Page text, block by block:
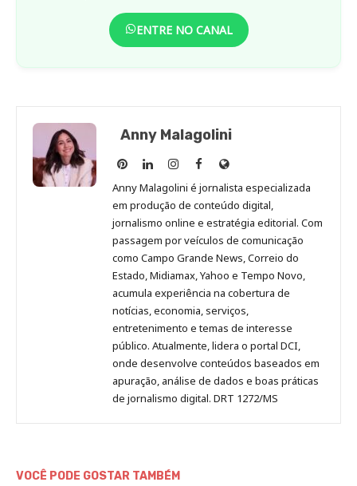
ENTRE NO CANAL
Anny Malagolini
Anny
Malagolini
no
Pinterest
Anny
Malagolini
no
LinkedIn
Anny
Malagolini
no
Instagram
Anny
Malagolini
no
Facebook
Site
de
Anny
Malagolini
Anny Malagolini é jornalista especializada
em produção de conteúdo digital,
jornalismo online e estratégia editorial. Com
passagem por veículos de comunicação
como Campo Grande News, Correio do
Estado, Midiamax, Yahoo e Tempo Novo,
acumula experiência na cobertura de
notícias, economia, serviços,
entretenimento e temas de interesse
público. Atualmente, lidera o portal DCI,
onde desenvolve conteúdos baseados em
apuração, análise de dados e boas práticas
de jornalismo digital. DRT 1272/MS
VOCÊ PODE GOSTAR TAMBÉM